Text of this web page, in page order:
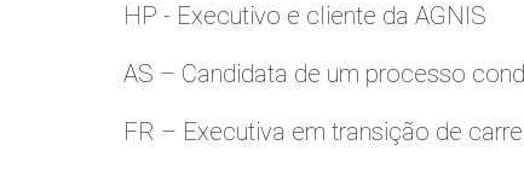
HP - Executivo e cliente da AGNIS
AS – Candidata de um processo
FR – Executiva em transição de